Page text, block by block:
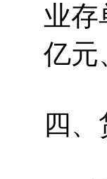
业存
亿元
四